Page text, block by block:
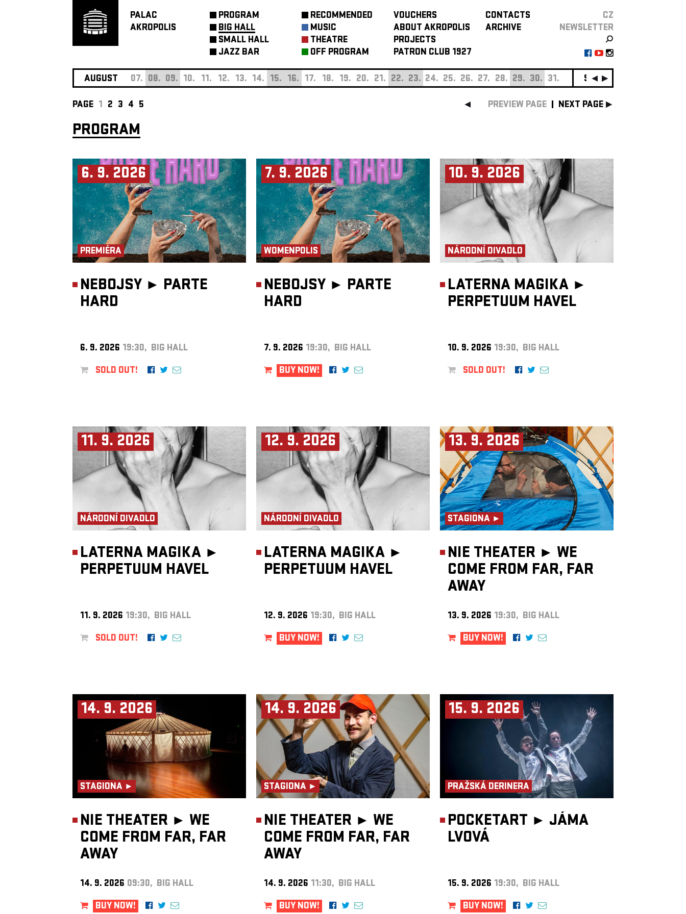
PALAC
AKROPOLIS
PROGRAM
BIG HALL
SMALL HALL
JAZZ BAR
RECOMMENDED
MUSIC
THEATRE
OFF PROGRAM
VOUCHERS
ABOUT AKROPOLIS
PROJECTS
PATRON CLUB 1927
CONTACTS
ARCHIVE
CZ
NEWSLETTER
AUGUST 07. 08. 09. 10. 11. 12. 13. 14. 15. 16. 17. 18. 19. 20. 21. 22. 23. 24. 25. 26. 27. 28. 29. 30. 31. SEPTEMBER
PAGE 1 2 3 4 5 PREVIEW PAGE NEXT PAGE
PROGRAM
6. 9. 2026
PREMIÉRA
NEBOJSY ► PARTE
HARD
6. 9. 2026 19:30, BIG HALL
SOLD OUT!
7. 9. 2026
WOMENPOLIS
NEBOJSY ► PARTE
HARD
7. 9. 2026 19:30, BIG HALL
BUY NOW!
10. 9. 2026
NÁRODNÍ DIVADLO
LATERNA MAGIKA ►
PERPETUUM HAVEL
10. 9. 2026 19:30, BIG HALL
SOLD OUT!
11. 9. 2026
NÁRODNÍ DIVADLO
LATERNA MAGIKA ►
PERPETUUM HAVEL
11. 9. 2026 19:30, BIG HALL
SOLD OUT!
12. 9. 2026
NÁRODNÍ DIVADLO
LATERNA MAGIKA ►
PERPETUUM HAVEL
12. 9. 2026 19:30, BIG HALL
BUY NOW!
13. 9. 2026
STAGIONA ►
NIE THEATER ► WE
COME FROM FAR, FAR
AWAY
13. 9. 2026 19:30, BIG HALL
BUY NOW!
14. 9. 2026
STAGIONA ►
NIE THEATER ► WE
COME FROM FAR, FAR
AWAY
14. 9. 2026 09:30, BIG HALL
BUY NOW!
14. 9. 2026
STAGIONA ►
NIE THEATER ► WE
COME FROM FAR, FAR
AWAY
14. 9. 2026 11:30, BIG HALL
BUY NOW!
15. 9. 2026
PRAŽSKÁ DERINERA
POCKETART ► JÁMA
LVOVÁ
15. 9. 2026 19:30, BIG HALL
BUY NOW!